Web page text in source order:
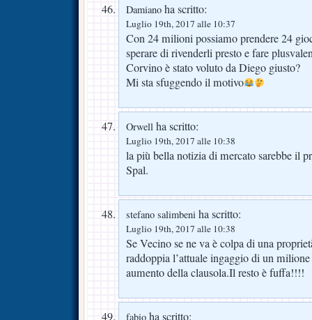
Damiano ha scritto:
Luglio 19th, 2017 alle 10:37
Con 24 milioni possiamo prendere 24
sperare di rivenderli presto e fare
Corvino è stato voluto da Diego giusto?
Mi sta sfuggendo il motivo
Orwell ha scritto:
Luglio 19th, 2017 alle 10:38
la più bella notizia di mercato sarebbe il
Spal.
stefano salimbeni ha scritto:
Luglio 19th, 2017 alle 10:38
Se Vecino se ne va è colpa di una
raddoppia l’attuale ingaggio di un
aumento della clausola.Il resto è fuffa!!!!
fabio ha scritto: